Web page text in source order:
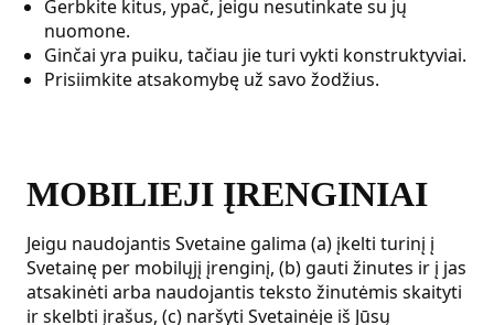
Gerbkite kitus, ypač, jeigu nesutinkate su jų
nuomone.
Ginčai yra puiku, tačiau jie turi vykti konstruktyviai.
Prisiimkite atsakomybę už savo žodžius.
MOBILIEJI ĮRENGINIAI
Jeigu naudojantis Svetaine galima (a) įkelti turinį į
Svetainę per mobilųjį įrenginį, (b) gauti žinutes ir į jas
atsakinėti arba naudojantis teksto žinutėmis skaityti
ir skelbti įrašus, (c) naršyti Svetainėje iš Jūsų